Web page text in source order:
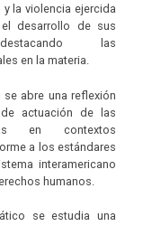
la violencia ejercida
desarrollo de sus
las
en la materia.
se abre una reflexión
actuación de las
en contextos
a los estándares
interamericano
humanos.
se estudia una